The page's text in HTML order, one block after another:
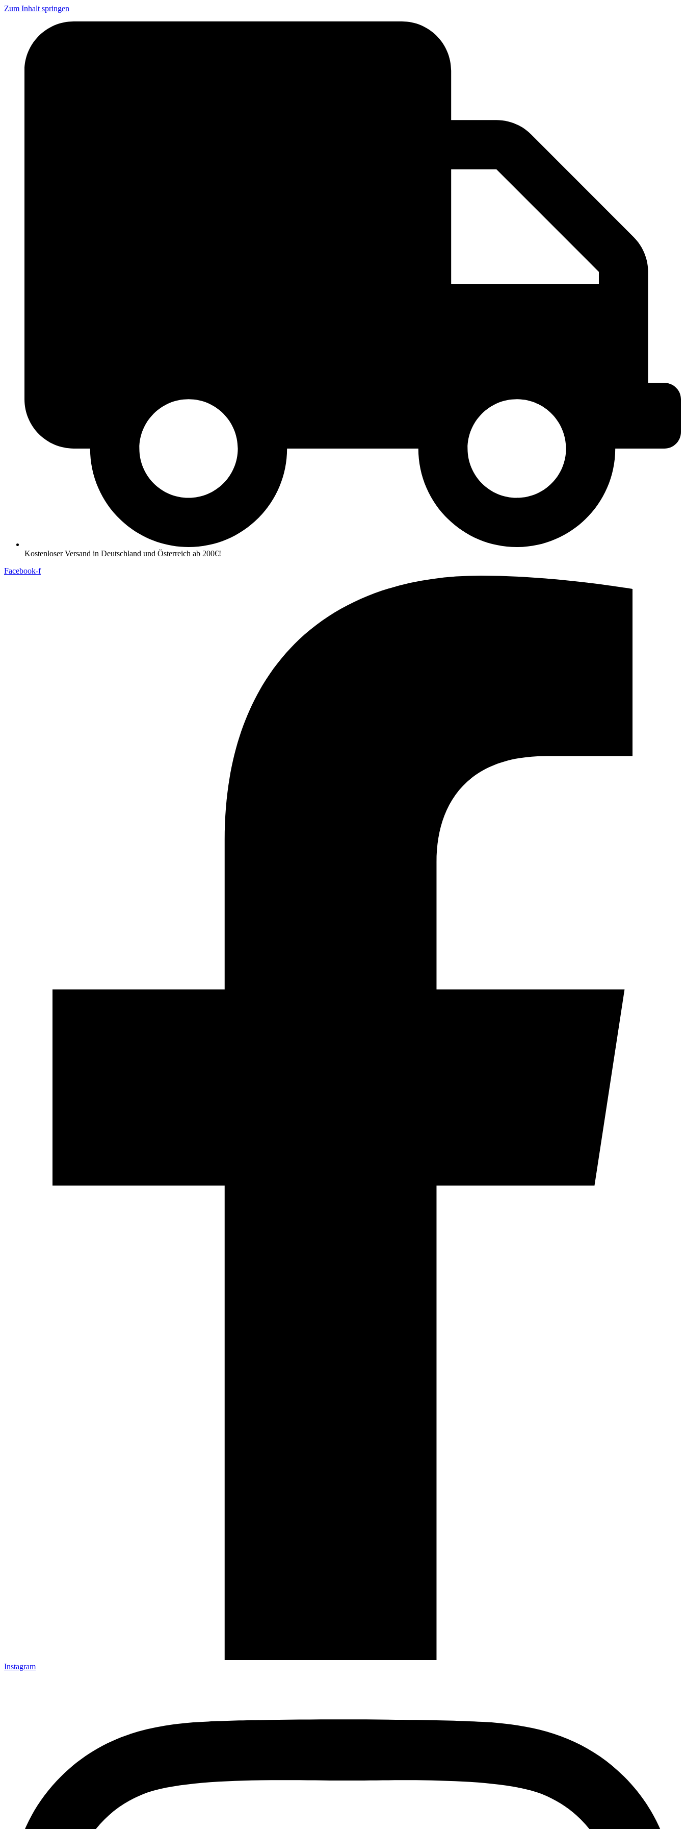
Zum Inhalt springen
Kostenloser Versand in Deutschland und Österreich ab 200€!
Facebook-f
Instagram